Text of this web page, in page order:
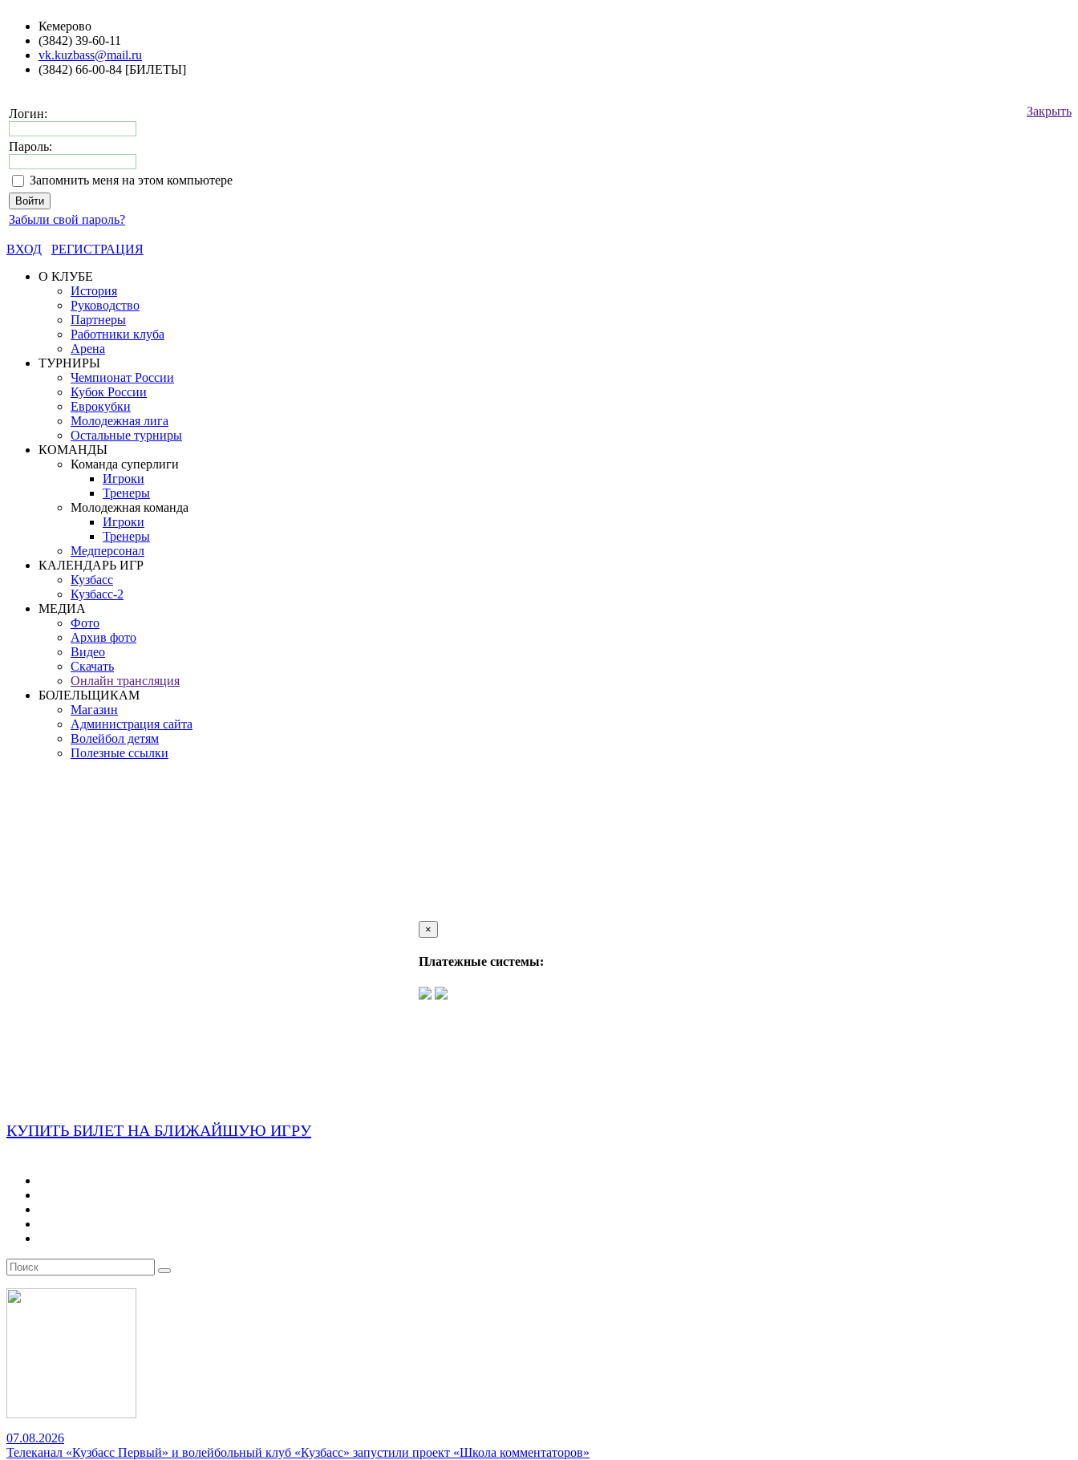
Кемерово
(3842) 39-60-11
vk.kuzbass@mail.ru
(3842) 66-00-84 [БИЛЕТЫ]
Закрыть
Логин:
Пароль:
Запомнить меня на этом компьютере
Забыли свой пароль?
ВХОД
РЕГИСТРАЦИЯ
О КЛУБЕ
История
Руководство
Партнеры
Работники клуба
Арена
ТУРНИРЫ
Чемпионат России
Кубок России
Еврокубки
Молодежная лига
Остальные турниры
КОМАНДЫ
Команда суперлиги
Игроки
Тренеры
Молодежная команда
Игроки
Тренеры
Медперсонал
КАЛЕНДАРЬ ИГР
Кузбасс
Кузбасс-2
МЕДИА
Фото
Архив фото
Видео
Скачать
Онлайн трансляция
БОЛЕЛЬЩИКАМ
Магазин
Администрация сайта
Волейбол детям
Полезные ссылки
×
Платежные системы:
КУПИТЬ БИЛЕТ НА БЛИЖАЙШУЮ ИГРУ
07.08.2026
Телеканал «Кузбасс Первый» и волейбольный клуб «Кузбасс» запустили проект «Школа комментаторов»